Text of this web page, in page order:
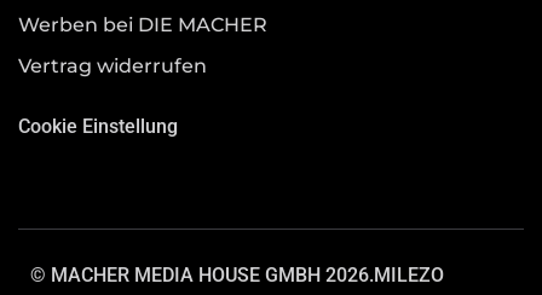
Werben bei DIE MACHER
Vertrag widerrufen
Cookie Einstellung
© MACHER MEDIA HOUSE GMBH 2026.MILEZO